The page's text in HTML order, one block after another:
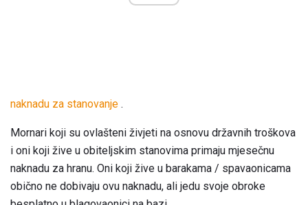
naknadu za stanovanje .
Mornari koji su ovlašteni živjeti na osnovu državnih troškova
i oni koji žive u obiteljskim stanovima primaju mjesečnu
naknadu za hranu. Oni koji žive u barakama / spavaonicama
obično ne dobivaju ovu naknadu, ali jedu svoje obroke